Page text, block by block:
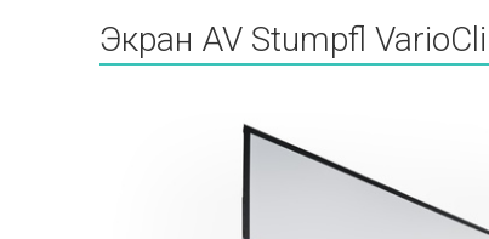
Экран AV Stumpfl